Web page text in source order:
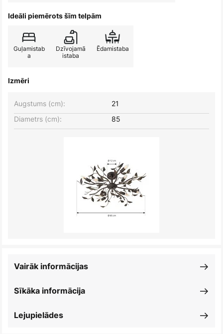
Ideāli piemērots šīm telpām
Guļamistab
a
Dzīvojamā
istaba
Ēdamistaba
Izmēri
Augstums (cm):
21
Diametrs (cm):
85
Sīkāka informācija
Vairāk informācijas
Lejupielādes